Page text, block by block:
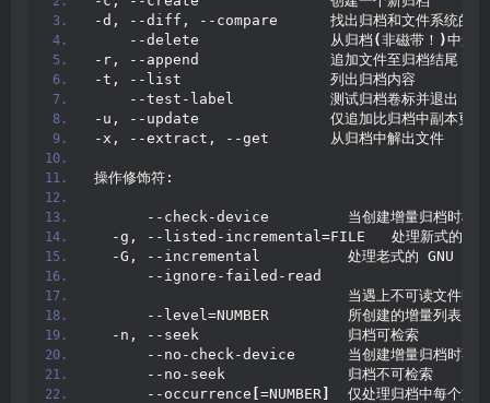
-d, --diff, --compare      找出归档和文件系统的差
    --delete               从归档
(非磁带！ )中删除
-r, --append               追加文件至归档结尾
-t, --list                 列出归档内容
    --test-label           测试归档卷标并退出
-u, --update               仅追加比归档中副本更新
-x, --extract, --get       从归档中解出文件
操作修饰符:
--check-device         当创建增量归档时检查
-g, --listed-incremental=FILE   处理新式的 GNU
-G, --incremental          处理老式的 GNU 格式
      --ignore-failed-read
当遇上不可读文件时不
--level=NUMBER         所创建的增量列表归档
  -n, --seek                 归档可检索
--no-check-device      当创建增量归档时不要
      --no-seek              归档不可检索
      --occurrence
=NUMBER
仅处理归档中每个文